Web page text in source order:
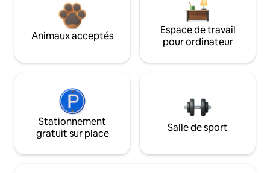
Animaux acceptés
Espace de travail
pour ordinateur
Stationnement
gratuit sur place
Salle de sport